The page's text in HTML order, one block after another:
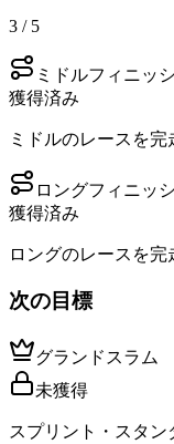
3 / 5
ミドルフィニッ
獲得済み
ミドルのレースを完
ロングフィニッ
獲得済み
ロングのレースを完
次の目標
グランドスラム
未獲得
スプリント・スタ